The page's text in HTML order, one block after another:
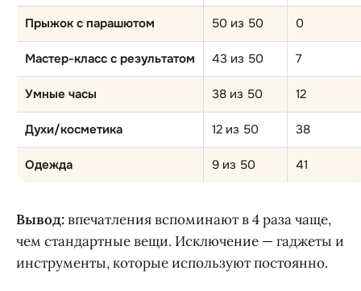
Прыжок с парашютом 50 из 50 0
Мастер-класс с результатом 43 из 50 7
Умные часы 38 из 50 12
Духи/косметика 12 из 50 38
Одежда 9 из 50 41
Вывод:впечатления вспоминают в 4 раза чаще,
чем стандартные вещи. Исключение — гаджеты и
инструменты, которые используют постоянно.